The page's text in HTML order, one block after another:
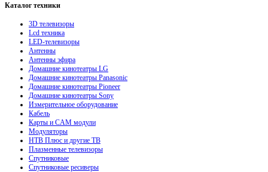
Каталогтехники
3D телевизоры
Lcd техника
LED-телевизоры
Антенны
Антенны эфира
Домашние кинотеатры LG
Домашние кинотеатры Panasonic
Домашние кинотеатры Pioneer
Домашние кинотеатры Sony
Измерительное оборудование
Кабель
Карты и CAM модули
Модуляторы
НТВ Плюс и другие ТВ
Плазменные телевизоры
Спутниковые
Спутниковые ресиверы